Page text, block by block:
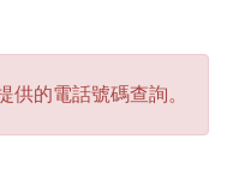
供的電話號碼查詢。